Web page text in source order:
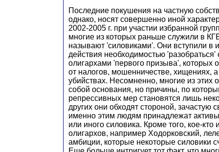
Последние покушения на частную
однако, носят совершенно иной
2002-2005 г. при участии избранной
многие из которых раньше служили в
называют 'силовиками'. Они вступили в
действия необходимостью
олигархами 'первого призыва', которых
от налогов, мошенничестве, хищениях,
убийствах. Несомненно, многие из этих
собой основания, но причины, по
репрессивных мер становятся лишь
других они обходят стороной, зачастую
именно этим людям принадлежат
или иного силовика. Кроме того, кое-кто
олигархов, например Ходорковский,
амбиции, которые некоторые силовики